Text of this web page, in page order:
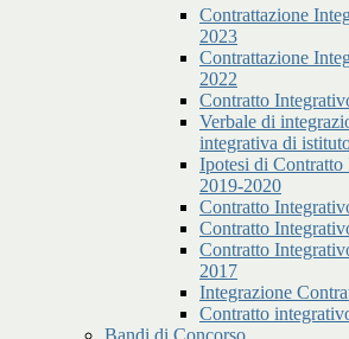
Contrattazione
2023
Contrattazione
2022
Contratto
Verbale di
integrativa di
Ipotesi di Contratto
2019-2020
Contratto
Contratto
Contratto
2017
Integrazione
Contratto